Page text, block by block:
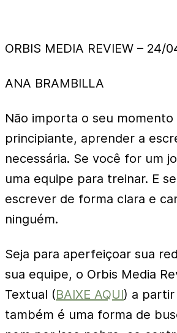
ORBIS MEDIA REVIEW – 24/
ANA BRAMBILLA
Não importa o seu
principiante, aprender a
necessária. Se você for um
uma equipe para treinar. E
escrever de forma clara e
ninguém.
Seja para aperfeiçoar sua
sua equipe, o Orbis Media
Textual (BAIXE AQUI) a partir
também é uma forma de